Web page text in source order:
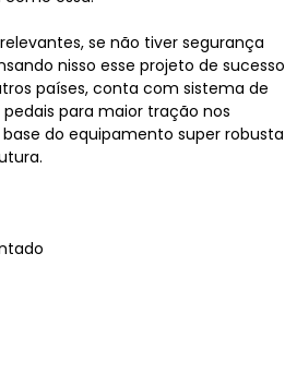
se não tiver segurança
nisso esse projeto de sucesso
países, conta com sistema de
para maior tração nos
do equipamento super robusta